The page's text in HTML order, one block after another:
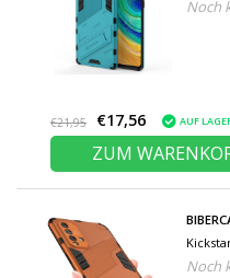
Blau
Noch
€21,95 €17,56 AUF
ZUM
Orange
Noch